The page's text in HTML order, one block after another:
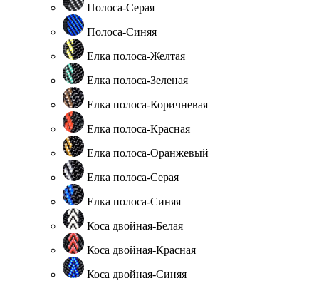
Полоса-Серая
Полоса-Синяя
Елка полоса-Желтая
Елка полоса-Зеленая
Елка полоса-Коричневая
Елка полоса-Красная
Елка полоса-Оранжевый
Елка полоса-Серая
Елка полоса-Синяя
Коса двойная-Белая
Коса двойная-Красная
Коса двойная-Синяя